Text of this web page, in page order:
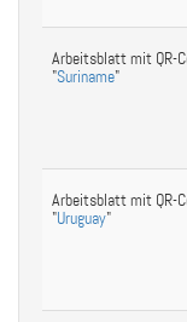
Arbeitsblatt mit QR-
"Suriname"
Arbeitsblatt mit QR-
"Uruguay"